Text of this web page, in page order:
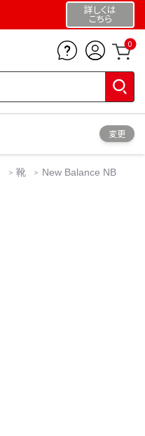
詳しくは
こちら
0
変更
靴
New Balance NB